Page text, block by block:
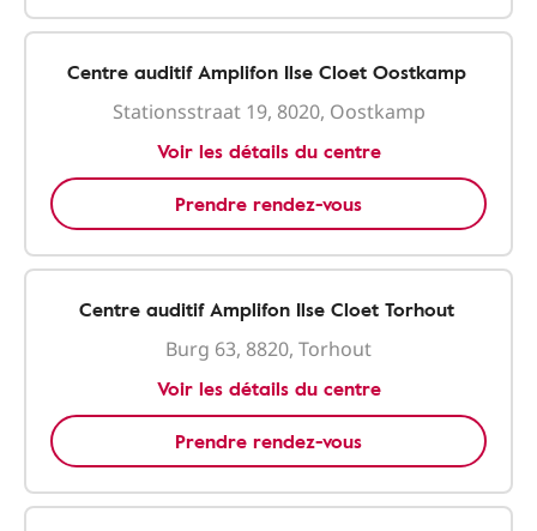
Centre auditif Amplifon Ilse Cloet Oostkamp
Stationsstraat 19, 8020, Oostkamp
Voir les détails du centre
Prendre rendez-vous
Centre auditif Amplifon Ilse Cloet Torhout
Burg 63, 8820, Torhout
Voir les détails du centre
Prendre rendez-vous